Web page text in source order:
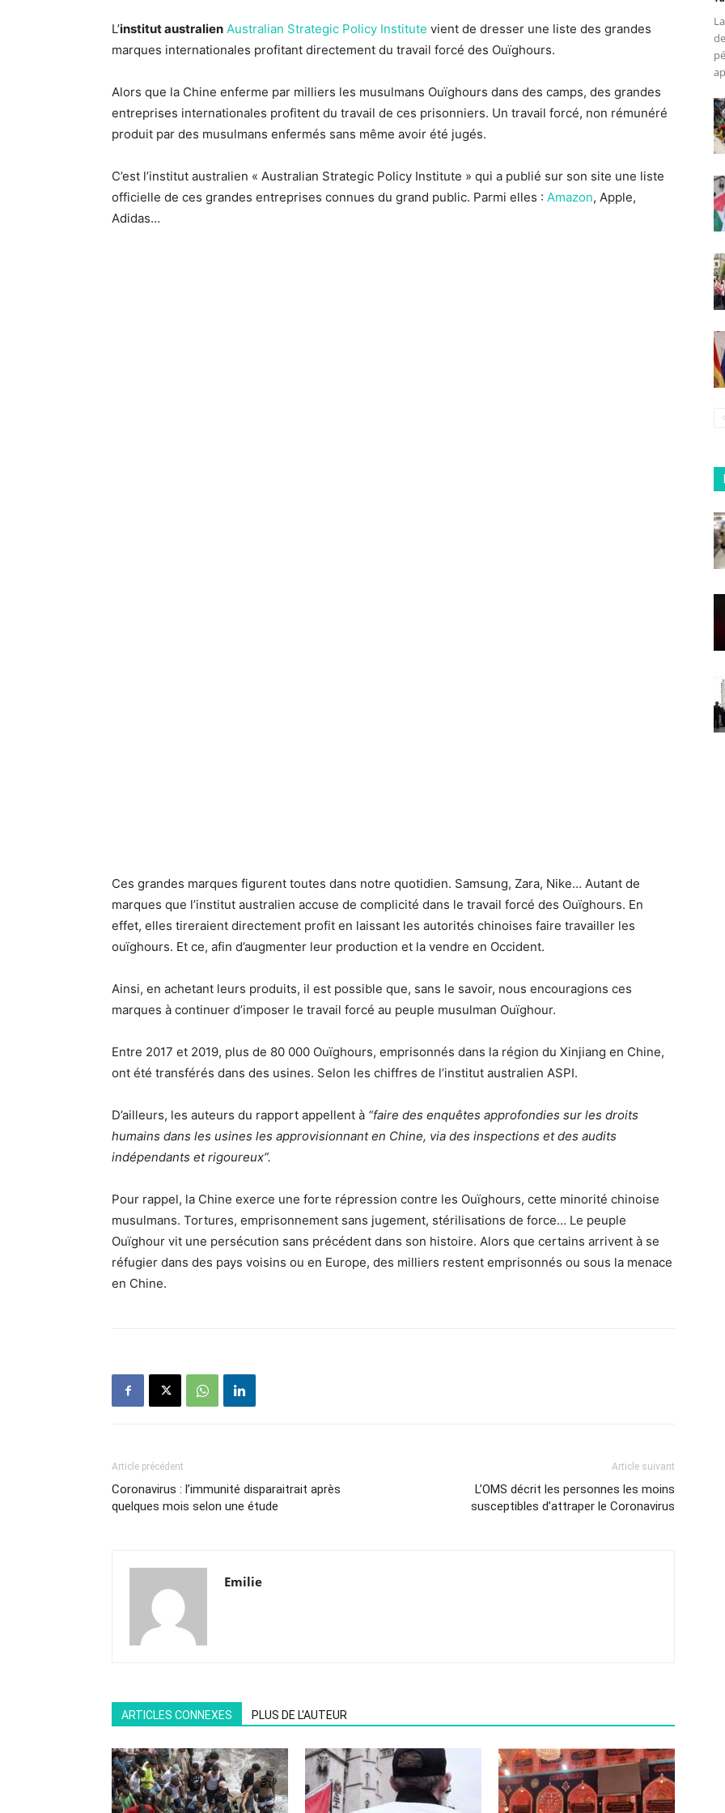
L’institut australien Australian Strategic Policy Institute vient de dresser une liste des grandes
marques internationales profitant directement du travail forcé des Ouïghours.
Alors que la Chine enferme par milliers les musulmans Ouïghours dans des camps, des grandes
entreprises internationales profitent du travail de ces prisonniers. Un travail forcé, non rémunéré
produit par des musulmans enfermés sans même avoir été jugés.
C’est l’institut australien « Australian Strategic Policy Institute » qui a publié sur son site une liste
officielle de ces grandes entreprises connues du grand public. Parmi elles : Amazon, Apple,
Adidas…
Ces grandes marques figurent toutes dans notre quotidien. Samsung, Zara, Nike… Autant de
marques que l’institut australien accuse de complicité dans le travail forcé des Ouïghours. En
effet, elles tireraient directement profit en laissant les autorités chinoises faire travailler les
ouïghours. Et ce, afin d’augmenter leur production et la vendre en Occident.
Ainsi, en achetant leurs produits, il est possible que, sans le savoir, nous encouragions ces
marques à continuer d’imposer le travail forcé au peuple musulman Ouïghour.
Entre 2017 et 2019, plus de 80 000 Ouïghours, emprisonnés dans la région du Xinjiang en Chine,
ont été transférés dans des usines. Selon les chiffres de l’institut australien ASPI.
D’ailleurs, les auteurs du rapport appellent à “faire des enquêtes approfondies sur les droits
humains dans les usines les approvisionnant en Chine, via des inspections et des audits
indépendants et rigoureux”.
Pour rappel, la Chine exerce une forte répression contre les Ouïghours, cette minorité chinoise
musulmans. Tortures, emprisonnement sans jugement, stérilisations de force… Le peuple
Ouïghour vit une persécution sans précédent dans son histoire. Alors que certains arrivent à se
réfugier dans des pays voisins ou en Europe, des milliers restent emprisonnés ou sous la menace
en Chine.
Article précédent
Coronavirus : l’immunité disparaitrait après
quelques mois selon une étude
Article suivant
L’OMS décrit les personnes les moins
susceptibles d’attraper le Coronavirus
Emilie
ARTICLES CONNEXES PLUS DE L'AUTEUR